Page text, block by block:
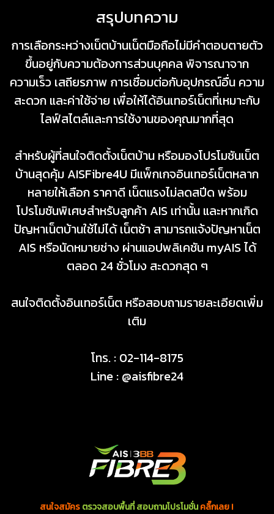
สรุปบทความ
การเลือกระหว่างเน็ตบ้านเน็ตมือถือไม่มีคำตอบตายตัว
ขึ้นอยู่กับความต้องการส่วนบุคคล พิจารณาจาก
ความเร็ว เสถียรภาพ การเชื่อมต่อกับอุปกรณ์อื่น ความ
สะดวก และค่าใช้จ่าย เพื่อให้ได้อินเทอร์เน็ตที่เหมาะกับ
ไลฟ์สไตล์และการใช้งานของคุณมากที่สุด
สำหรับผู้ที่สนใจติดตั้งเน็ตบ้าน หรือมองโปรโมชันเน็ต
บ้านสุดคุ้ม AISFibre4U มีแพ็กเกจอินเทอร์เน็ตหลาก
หลายให้เลือก ราคาดี เน็ตแรงไม่ลดสปีด พร้อม
โปรโมชันพิเศษสำหรับลูกค้า AIS เท่านั้น และหากเกิด
ปัญหาเน็ตบ้านใช้ไม่ได้ เน็ตช้า สามารถแจ้งปัญหาเน็ต
AIS หรือนัดหมายช่าง ผ่านแอปพลิเคชัน myAIS ได้
ตลอด 24 ชั่วโมง สะดวกสุด ๆ
สนใจติดตั้งอินเทอร์เน็ต หรือสอบถามรายละเอียดเพิ่ม
เติม
โทร. : 02-114-8175
Line : @aisfibre24
สนใจสมัครตรวจสอบพื้นที่ สอบถามโปรโมชั่นคลิ๊กเลย !